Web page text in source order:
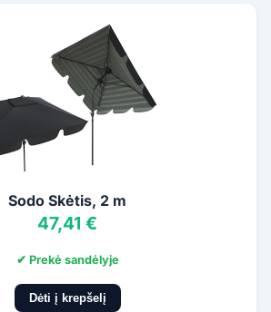
Sodo Skėtis, 2 m
47,41 €
✔ Prekė sandėlyje
Dėti į krepšelį